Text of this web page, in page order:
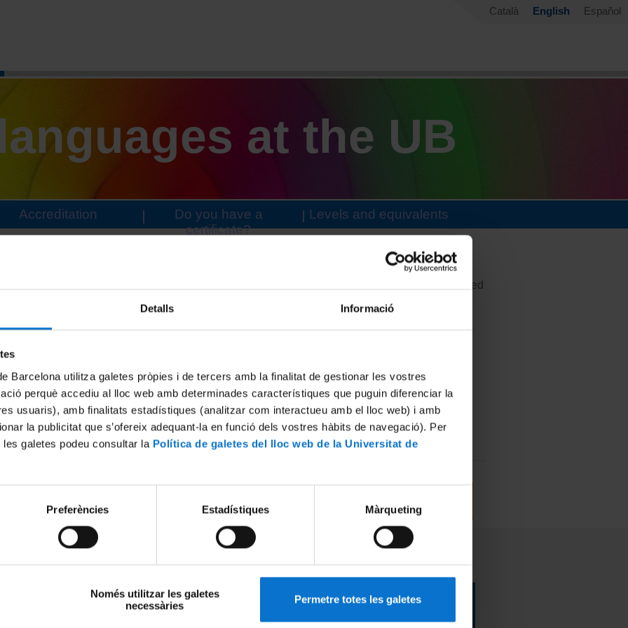
Detalls Informació
Barcelona utilitza galetes pròpies i de tercers amb la finalitat de gestionar les vostres
perquè accediu al lloc web amb determinades característiques que puguin diferenciar la
usuaris), amb finalitats estadístiques (analitzar com interactueu amb el lloc web) i amb
la publicitat que s’ofereix adequant-la en funció dels vostres hàbits de navegació). Per
galetes podeu consultar la Política de galetes del lloc web de la Universitat de
Preferències Estadístiques Màrqueting
Només utilitzar les galetes
necessàries
Permetre totes les galetes
Català English Español
at the UB
Accreditation
Do you have a
certificate?
Levels and equivalents
Online self-directed learning materials. 10 levels, 150 units, 600 hours of study. Varied
Credits:No
Self-Access Language Learning
Centre, Language Services (SL)
Enrollment
Registration on the UB Virtual
Campus. Free for members of the
UB community.
On the route to B2! Language exchange